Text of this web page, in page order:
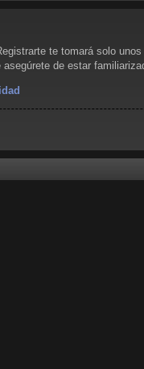
te tomará solo
de estar